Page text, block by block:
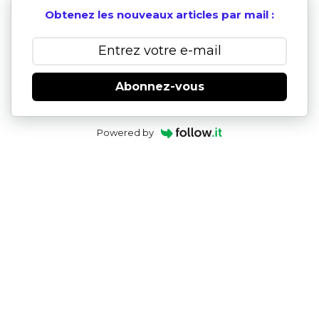
Obtenez les nouveaux articles par mail :
Abonnez-vous
Powered by